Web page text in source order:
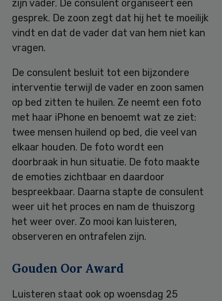
zijn vader. De consulent organiseert een
gesprek. De zoon zegt dat hij het te moeilijk
vindt en dat de vader dat van hem niet kan
vragen.
De consulent besluit tot een bijzondere
interventie terwijl de vader en zoon samen
op bed zitten te huilen. Ze neemt een foto
met haar iPhone en benoemt wat ze ziet:
twee mensen huilend op bed, die veel van
elkaar houden. De foto wordt een
doorbraak in hun situatie. De foto maakte
de emoties zichtbaar en daardoor
bespreekbaar. Daarna stapte de consulent
weer uit het proces en nam de thuiszorg
het weer over. Zo mooi kan luisteren,
observeren en ontrafelen zijn.
Gouden Oor Award
Luisteren staat ook op woensdag 25